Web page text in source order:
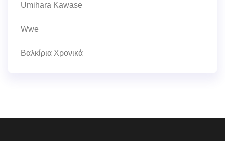
Umihara Kawase
Wwe
Βαλκίρια Χρονικά